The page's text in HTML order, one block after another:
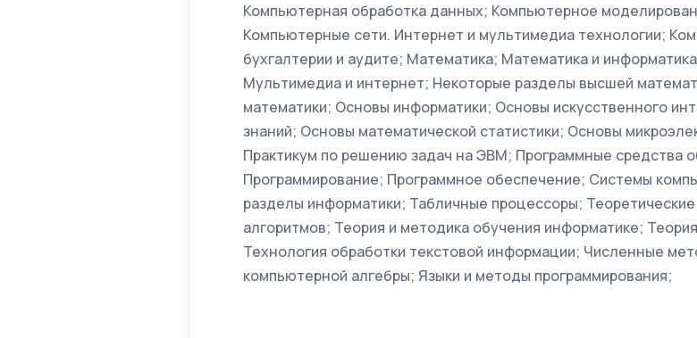
Компьютерная обработка данных; Компьютерное
Компьютерные сети. Интернет и мультимедиа технологии;
бухгалтерии и аудите; Математика; Математика и
Мультимедиа и интернет; Некоторые разделы высшей
математики; Основы информатики; Основы искусственного
знаний; Основы математической статистики; Основы
Практикум по решению задач на ЭВМ; Программные средства
Программирование; Программное обеспечение; Системы
разделы информатики; Табличные процессоры;
алгоритмов; Теория и методика обучения информатике;
Технология обработки текстовой информации; Численные
компьютерной алгебры; Языки и методы программирования;